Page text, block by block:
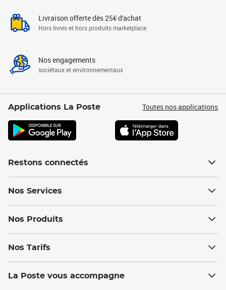
Livraison offerte dès 25€ d'achat
Hors livres et hors produits marketplace
Nos engagements
sociétaux et environnementaux
Applications La Poste Toutes nos applications
Restons connectés
Nos Services
Nos Produits
Nos Tarifs
La Poste vous accompagne